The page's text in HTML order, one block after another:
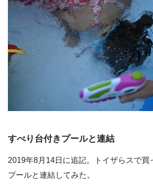
すべり台付きプールと連結
2019年8月14日に追記。トイザらスで買
プールと連結してみた。